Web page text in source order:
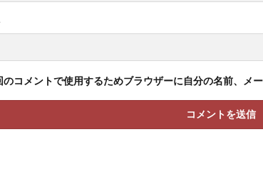
のコメントで使用するためブラウザーに自分の名前、メ